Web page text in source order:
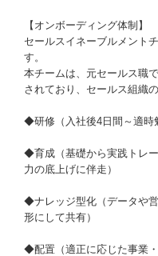
【オンボーディング体制】
セールスイネーブルメント
す。
本チームは、元セールス職
されており、セールス組織
◆研修（入社後4日間～適時
◆育成（基礎から実践トレ
力の底上げに伴走）
◆ナレッジ型化（データや
形にして共有）
◆配置（適正に応じた事業・